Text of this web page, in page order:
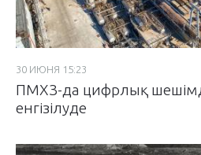
30 ИЮНЯ 15:23
ПМХЗ-да цифрлық
енгізілуде